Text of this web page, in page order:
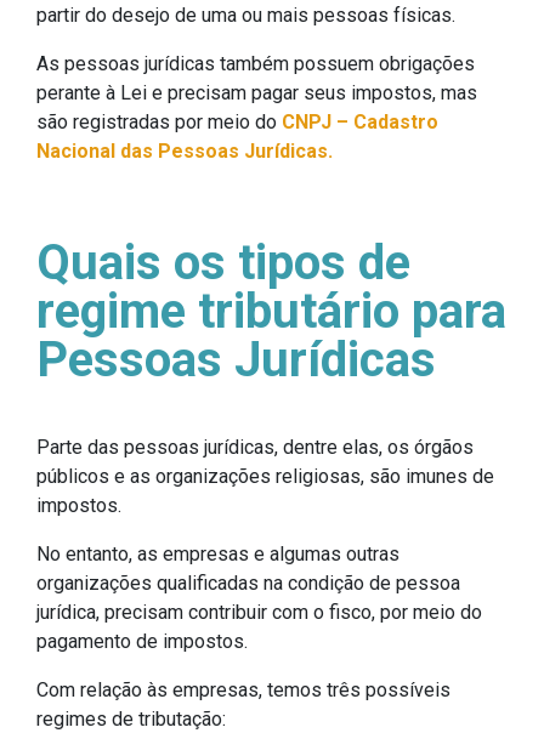
partir do desejo de uma ou mais pessoas físicas.
As pessoas jurídicas também possuem obrigações
perante à Lei e precisam pagar seus impostos, mas
são registradas por meio do CNPJ – Cadastro
Nacional das Pessoas Jurídicas.
Quais os tipos de
regime tributário para
Pessoas Jurídicas
Parte das pessoas jurídicas, dentre elas, os órgãos
públicos e as organizações religiosas, são imunes de
impostos.
No entanto, as empresas e algumas outras
organizações qualificadas na condição de pessoa
jurídica, precisam contribuir com o fisco, por meio do
pagamento de impostos.
Com relação às empresas, temos três possíveis
regimes de tributação: